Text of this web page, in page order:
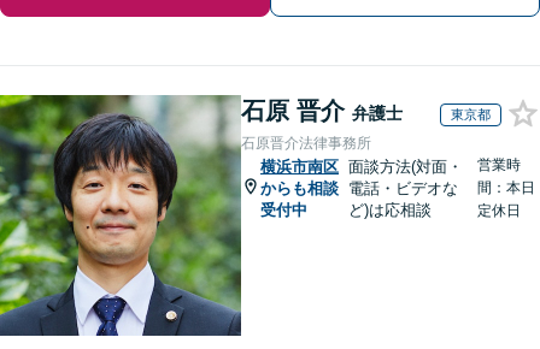
石原 晋介 弁護士 東京都
石原晋介法律事務所
横浜市南区
からも相談
受付中
面談方法(対面・
電話・ビデオな
ど)は応相談
営業時
間：本日
定休日